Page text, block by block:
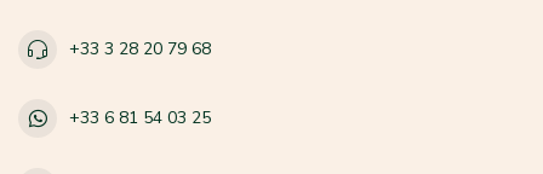
+33 3 28 20 79 68
+33 6 81 54 03 25